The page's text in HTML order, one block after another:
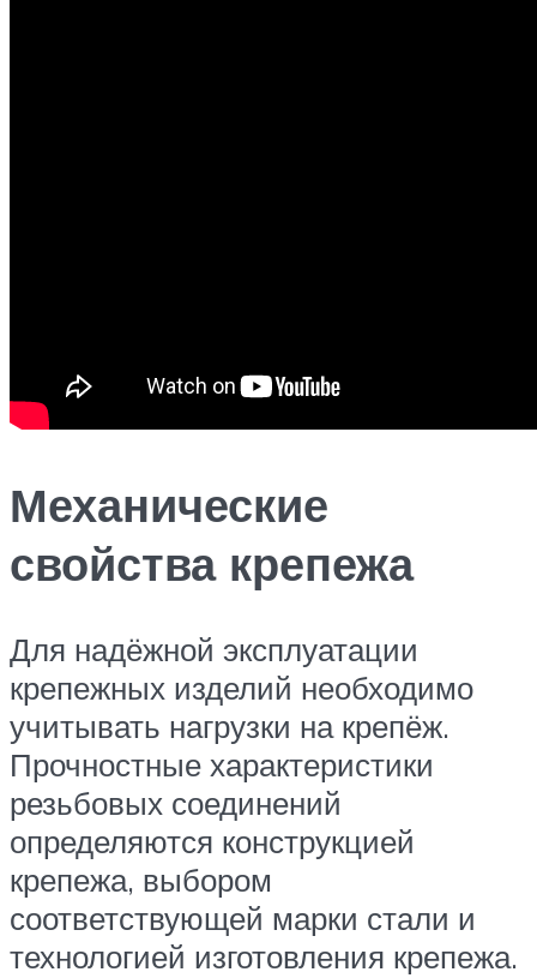
Механические
свойства крепежа
Для надёжной эксплуатации
крепежных изделий необходимо
учитывать нагрузки на крепёж.
Прочностные характеристики
резьбовых соединений
определяются конструкцией
крепежа, выбором
соответствующей марки стали и
технологией изготовления крепежа.